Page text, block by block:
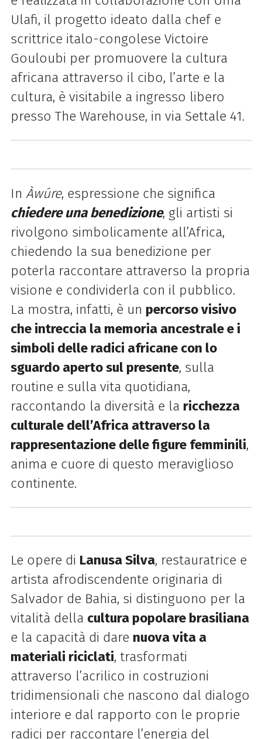
Ulafi, il progetto ideato dalla chef e
scrittrice italo-congolese Victoire
Gouloubi per promuovere la cultura
africana attraverso il cibo, l’arte e la
cultura, è visitabile a ingresso libero
presso The Warehouse, in via Settale 41.
In Àwúre, espressione che significa
chiedere una benedizione, gli artisti si
rivolgono simbolicamente all’Africa,
chiedendo la sua benedizione per
poterla raccontare attraverso la propria
visione e condividerla con il pubblico.
La mostra, infatti, è un percorso visivo
che intreccia la memoria ancestrale e i
simboli delle radici africane con lo
sguardo aperto sul presente, sulla
routine e sulla vita quotidiana,
raccontando la diversità e la ricchezza
culturale dell’Africa attraverso la
rappresentazione delle figure femminili,
anima e cuore di questo meraviglioso
continente.
Le opere di Lanusa Silva, restauratrice e
artista afrodiscendente originaria di
Salvador de Bahia, si distinguono per la
vitalità della cultura popolare brasiliana
e la capacità di dare nuova vita a
materiali riciclati, trasformati
attraverso l’acrilico in costruzioni
tridimensionali che nascono dal dialogo
interiore e dal rapporto con le proprie
radici per raccontare l’energia del